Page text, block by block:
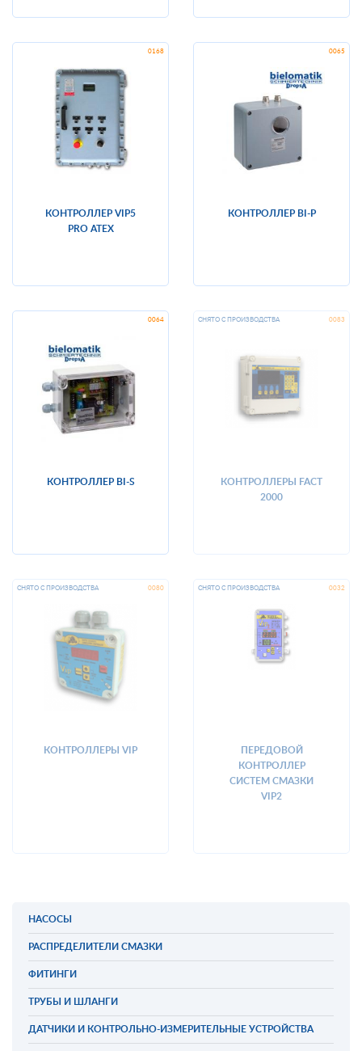
КОНТРОЛЛЕР VIP5
PRO ATEX
КОНТРОЛЛЕР BI-P
КОНТРОЛЛЕР BI-S
КОНТРОЛЛЕРЫ FACT
2000
КОНТРОЛЛЕРЫ VIP
ПЕРЕДОВОЙ
КОНТРОЛЛЕР
СИСТЕМ СМАЗКИ
VIP2
НАСОСЫ
РАСПРЕДЕЛИТЕЛИ СМАЗКИ
ФИТИНГИ
ТРУБЫ И ШЛАНГИ
ДАТЧИКИ И КОНТРОЛЬНО-ИЗМЕРИТЕЛЬНЫЕ УСТРОЙСТВА